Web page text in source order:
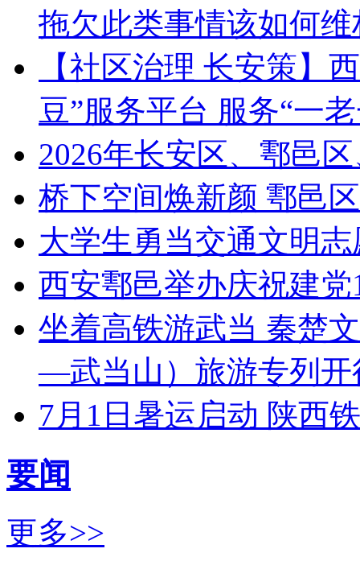
拖欠此类事情该如何维
【社区治理 长安策】
豆”服务平台 服务“一
2026年长安区、鄠邑
桥下空间焕新颜 鄠邑
大学生勇当交通文明
西安鄠邑举办庆祝建
坐着高铁游武当 秦楚
—武当山）旅游专列开
7月1日暑运启动 陕西
要闻
更多>>